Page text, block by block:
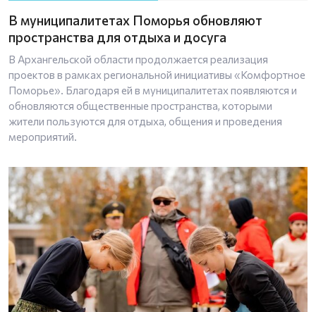
В муниципалитетах Поморья обновляют
пространства для отдыха и досуга
В Архангельской области продолжается реализация
проектов в рамках региональной инициативы «Комфортное
Поморье». Благодаря ей в муниципалитетах появляются и
обновляются общественные пространства, которыми
жители пользуются для отдыха, общения и проведения
мероприятий.